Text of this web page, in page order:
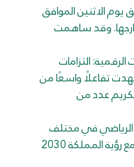
الاثنين الموافق
وخارجها. وقد ساهمت
التزامات
تفاعلًا واسعًا من
عدد من
الرياضي في مختلف
المنصات، إلى جانب إرساء شراكات مهنية تسهم في الارتقاء بممارسات الإعلام الرياضي بما يتماشى مع رؤية المملكة 2030